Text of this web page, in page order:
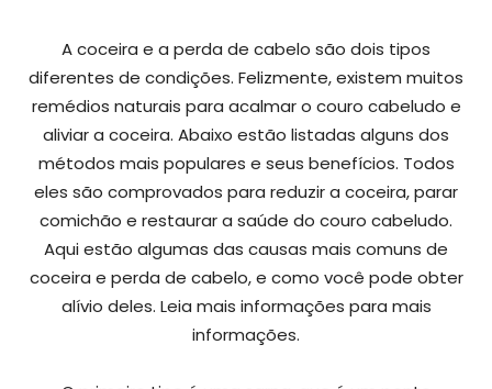
A coceira e a perda de cabelo são dois tipos
diferentes de condições. Felizmente, existem muitos
remédios naturais para acalmar o couro cabeludo e
aliviar a coceira. Abaixo estão listadas alguns dos
métodos mais populares e seus benefícios. Todos
eles são comprovados para reduzir a coceira, parar
comichão e restaurar a saúde do couro cabeludo.
Aqui estão algumas das causas mais comuns de
coceira e perda de cabelo, e como você pode obter
alívio deles. Leia mais informações para mais
informações.